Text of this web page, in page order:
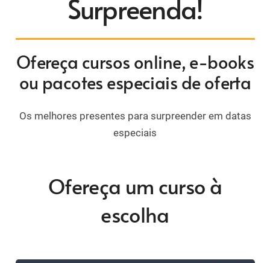
Surpreenda!
Ofereça cursos online, e-books
ou pacotes especiais de oferta
Os melhores presentes para surpreender em datas
especiais
Ofereça um curso à
escolha